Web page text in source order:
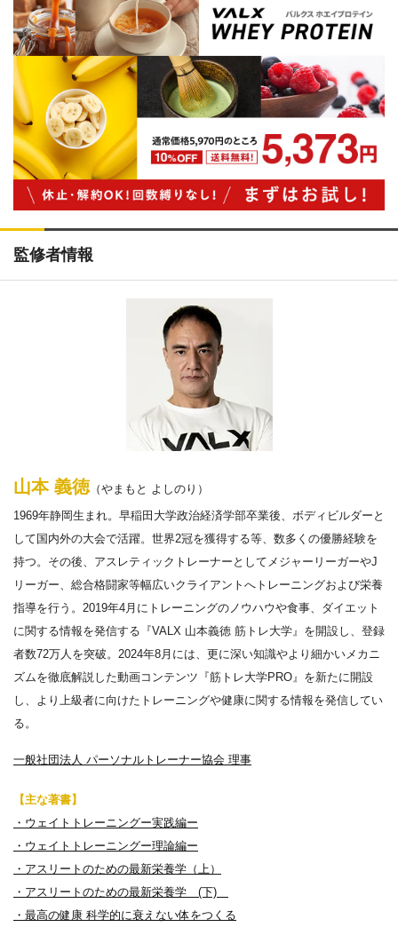
監修者情報
山本 義徳（やまもと よしのり）
1969年静岡生まれ。早稲田大学政治経済学部卒業後、ボディビルダーと
して国内外の大会で活躍。世界2冠を獲得する等、数多くの優勝経験を
持つ。その後、アスレティックトレーナーとしてメジャーリーガーやJ
リーガー、総合格闘家等幅広いクライアントへトレーニングおよび栄養
指導を行う。2019年4月にトレーニングのノウハウや食事、ダイエット
に関する情報を発信する『VALX 山本義徳 筋トレ大学』を開設し、登録
者数72万人を突破。2024年8月には、更に深い知識やより細かいメカニ
ズムを徹底解説した動画コンテンツ『筋トレ大学PRO』を新たに開設
し、より上級者に向けたトレーニングや健康に関する情報を発信してい
る。
一般社団法人 パーソナルトレーナー協会 理事
【主な著書】
・ウェイトトレーニングー実践編ー
・ウェイトトレーニングー理論編ー
・アスリートのための最新栄養学（上）
・アスリートのための最新栄養学 (下)
・最高の健康 科学的に衰えない体をつくる